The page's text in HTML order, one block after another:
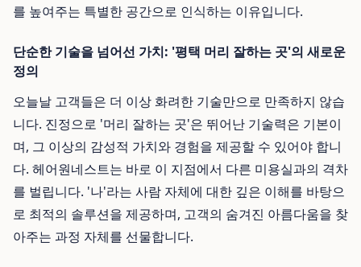
를 높여주는 특별한 공간으로 인식하는 이유입니다.
단순한 기술을 넘어선 가치: '평택 머리 잘하는 곳'의 새로운
정의
오늘날 고객들은 더 이상 화려한 기술만으로 만족하지 않습
니다. 진정으로 '머리 잘하는 곳'은 뛰어난 기술력은 기본이
며, 그 이상의 감성적 가치와 경험을 제공할 수 있어야 합니
다. 헤어원네스트는 바로 이 지점에서 다른 미용실과의 격차
를 벌립니다. '나'라는 사람 자체에 대한 깊은 이해를 바탕으
로 최적의 솔루션을 제공하며, 고객의 숨겨진 아름다움을 찾
아주는 과정 자체를 선물합니다.